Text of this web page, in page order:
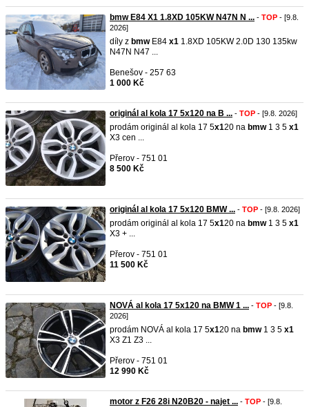
bmw E84 X1 1.8XD 105KW N47N N ... - TOP - [9.8.
2026]
díly z bmwE84 x1 1.8XD 105KW 2.0D 130 135kw
N47N N47 ...
Benešov - 257 63
1 000 Kč
originál al kola 17 5x120 na B ... - TOP - [9.8. 2026]
prodám originál al kola 17 5x120 na bmw1 3 5 x1
X3 cen ...
Přerov - 751 01
8 500 Kč
originál al kola 17 5x120 BMW ... - TOP - [9.8. 2026]
prodám originál al kola 17 5x120 na bmw1 3 5 x1
X3 + ...
Přerov - 751 01
11 500 Kč
NOVÁ al kola 17 5x120 na BMW 1 ... - TOP - [9.8.
2026]
prodám NOVÁ al kola 17 5x120 na bmw1 3 5 x1
X3 Z1 Z3 ...
Přerov - 751 01
12 990 Kč
motor z F26 28i N20B20 - najet ... - TOP - [9.8.